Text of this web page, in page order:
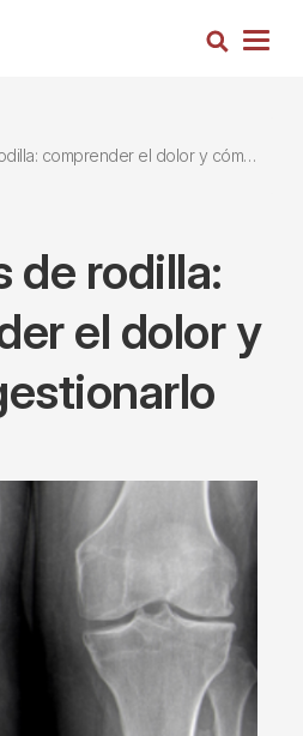
Busca
comprender el dolor y cómo gestionarlo
de rodilla:
el dolor y